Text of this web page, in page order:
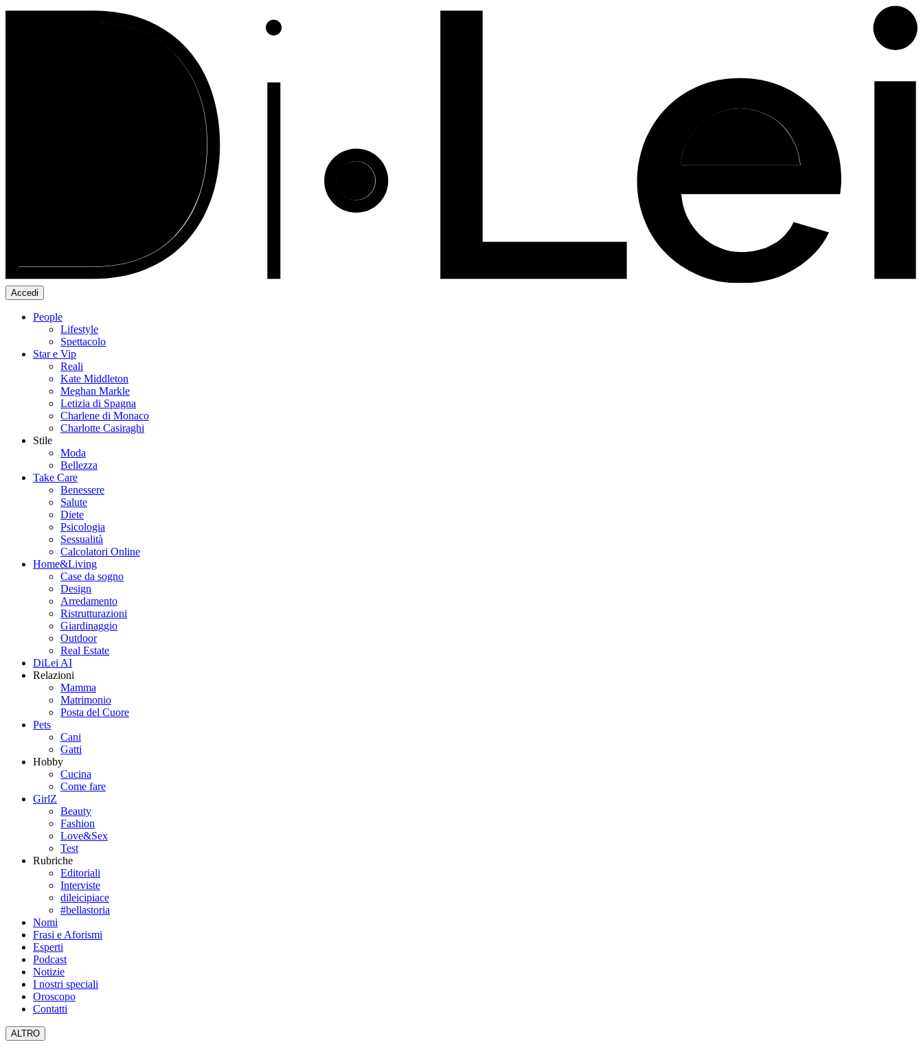
Accedi
People
Lifestyle
Spettacolo
Star e Vip
Reali
Kate Middleton
Meghan Markle
Letizia di Spagna
Charlene di Monaco
Charlotte Casiraghi
Stile
Moda
Bellezza
Take Care
Benessere
Salute
Diete
Psicologia
Sessualità
Calcolatori Online
Home&Living
Case da sogno
Design
Arredamento
Ristrutturazioni
Giardinaggio
Outdoor
Real Estate
DiLei AI
Relazioni
Mamma
Matrimonio
Posta del Cuore
Pets
Cani
Gatti
Hobby
Cucina
Come fare
GirlZ
Beauty
Fashion
Love&Sex
Test
Rubriche
Editoriali
Interviste
dileicipiace
#bellastoria
Nomi
Frasi e Aforismi
Esperti
Podcast
Notizie
I nostri speciali
Oroscopo
Contatti
ALTRO